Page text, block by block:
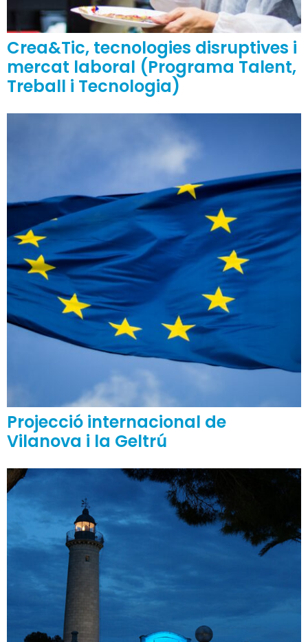
Crea&Tic, tecnologies disruptives i
mercat laboral (Programa Talent,
Treball i Tecnologia)
Projecció internacional de
Vilanova i la Geltrú